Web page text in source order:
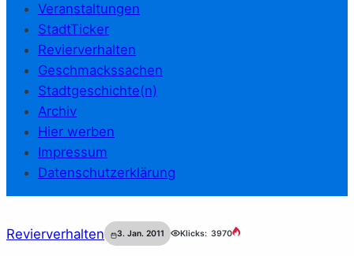
Veranstaltungen
StadtTicker
Revierverhalten
Geschmackssachen
Stadtgeschichte(n)
Archiv
Hier werben
Impressum
Datenschutzerklärung
Revierverhalten 3. Jan. 2011 Klicks: 3970